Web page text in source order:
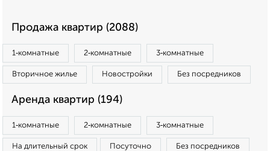
Продажа квартир (2088)
1‑комнатные 2‑комнатные 3‑комнатные
Вторичное жилье Новостройки Без посредников
Аренда квартир (194)
1‑комнатные 2‑комнатные 3‑комнатные
На длительный срок Посуточно Без посредников